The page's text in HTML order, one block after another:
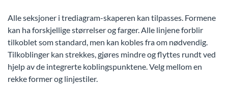
Alle seksjoner i trediagram-skaperen kan tilpasses. Formene
kan ha forskjellige størrelser og farger. Alle linjene forblir
tilkoblet som standard, men kan kobles fra om nødvendig.
Tilkoblinger kan strekkes, gjøres mindre og flyttes rundt ved
hjelp av de integrerte koblingspunktene. Velg mellom en
rekke former og linjestiler.